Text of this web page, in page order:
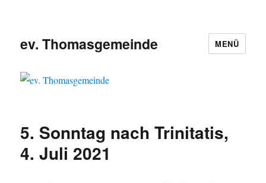
ev. Thomasgemeinde MENÜ
5. Sonntag nach Trinitatis,
4. Juli 2021